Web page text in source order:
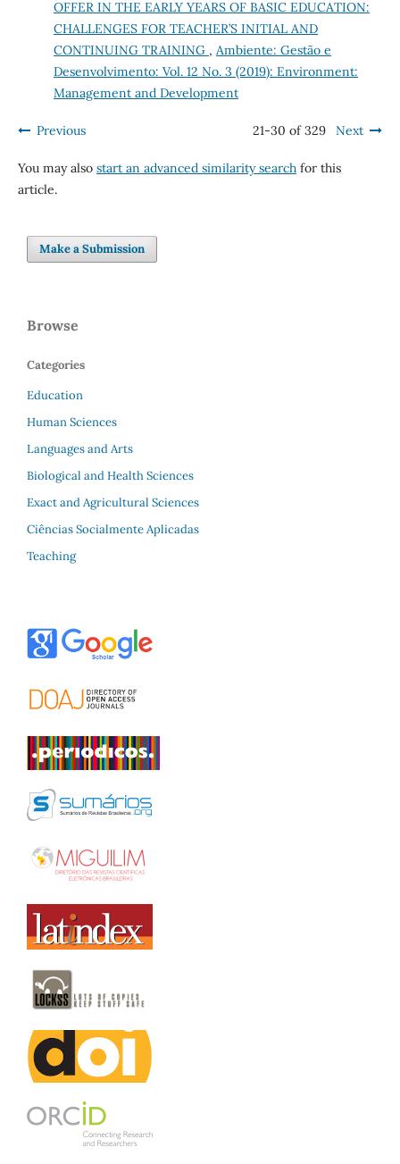
OFFER IN THE EARLY YEARS OF BASIC EDUCATION:
CHALLENGES FOR TEACHER’S INITIAL AND
CONTINUING TRAINING , Ambiente: Gestão e
Desenvolvimento: Vol. 12 No. 3 (2019): Environment:
Management and Development
Previous 21-30 of 329 Next
You may also start an advanced similarity searchfor this
article.
Make a Submission
Browse
Categories
Education
Human Sciences
Languages and Arts
Biological and Health Sciences
Exact and Agricultural Sciences
Ciências Socialmente Aplicadas
Teaching